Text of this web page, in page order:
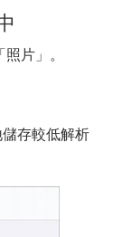
片」。
存較低解析